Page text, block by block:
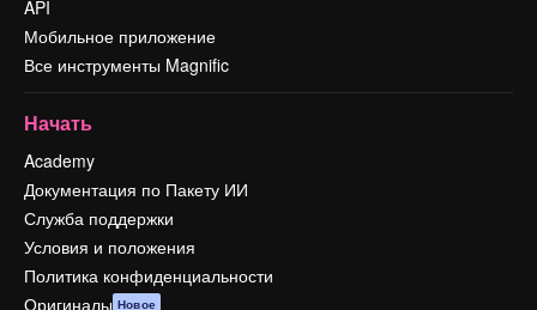
API
Мобильное приложение
Все инструменты Magnific
Начать
Academy
Документация по Пакету ИИ
Служба поддержки
Условия и положения
Политика конфиденциальности
Оригиналы Новое